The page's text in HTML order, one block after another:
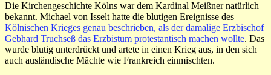
Die Kirchengeschichte Kölns war dem Kardinal Meißner natürlich
bekannt. Michael von Isselt hatte die blutigen Ereignisse des
Kölnischen Krieges genau beschrieben, als der damalige Erzbischof
Gebhard Truchseß das Erzbistum protestantisch machen wollte. Das
wurde blutig unterdrückt und artete in einen Krieg aus, in den sich
auch ausländische Mächte wie Frankreich einmischten.